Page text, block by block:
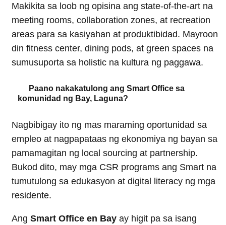
Makikita sa loob ng opisina ang state-of-the-art na
meeting rooms, collaboration zones, at recreation
areas para sa kasiyahan at produktibidad. Mayroon
din fitness center, dining pods, at green spaces na
sumusuporta sa holistic na kultura ng paggawa.
Paano nakakatulong ang Smart Office sa
komunidad ng Bay, Laguna?
Nagbibigay ito ng mas maraming oportunidad sa
empleo at nagpapataas ng ekonomiya ng bayan sa
pamamagitan ng local sourcing at partnership.
Bukod dito, may mga CSR programs ang Smart na
tumutulong sa edukasyon at digital literacy ng mga
residente.
Ang Smart Office en Bay ay higit pa sa isang